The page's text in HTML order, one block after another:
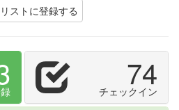
ストに登録する
74
チェックイン